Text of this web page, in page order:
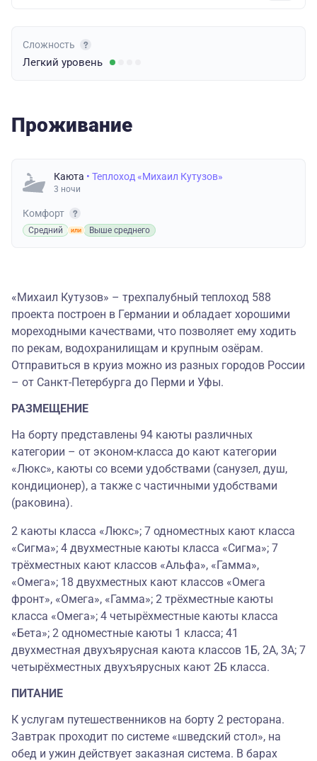
Сложность
Легкий уровень
Проживание
Каюта • Теплоход «Михаил Кутузов»
3 ночи
Комфорт
Средний Выше среднего
«Михаил Кутузов» – трехпалубный теплоход 588
проекта построен в Германии и обладает хорошими
мореходными качествами, что позволяет ему ходить
по рекам, водохранилищам и крупным озёрам.
Отправиться в круиз можно из разных городов России
– от Санкт-Петербурга до Перми и Уфы.
РАЗМЕЩЕНИЕ
На борту представлены 94 каюты различных
категории – от эконом-класса до кают категории
«Люкс», каюты со всеми удобствами (санузел, душ,
кондиционер), а также с частичными удобствами
(раковина).
2 каюты класса «Люкс»; 7 одноместных кают класса
«Сигма»; 4 двухместные каюты класса «Сигма»; 7
трёхместных кают классов «Альфа», «Гамма»,
«Омега»; 18 двухместных кают классов «Омега
фронт», «Омега», «Гамма»; 2 трёхместные каюты
класса «Омега»; 4 четырёхместные каюты класса
«Бета»; 2 одноместные каюты 1 класса; 41
двухместная двухъярусная каюта классов 1Б, 2А, 3А; 7
четырёхместных двухъярусных кают 2Б класса.
ПИТАНИЕ
К услугам путешественников на борту 2 ресторана.
Завтрак проходит по системе «шведский стол», на
обед и ужин действует заказная система. В барах